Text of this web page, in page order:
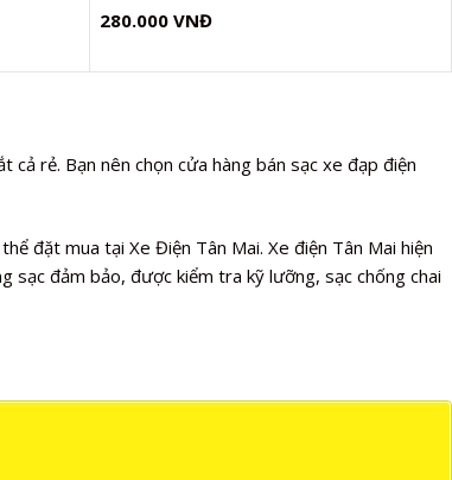
280.000 VNĐ
rẻ. Bạn nên chọn cửa hàng bán sạc xe đạp điện
đặt mua tại Xe Điện Tân Mai. Xe điện Tân Mai hiện
sạc đảm bảo, được kiểm tra kỹ lưỡng, sạc chống chai